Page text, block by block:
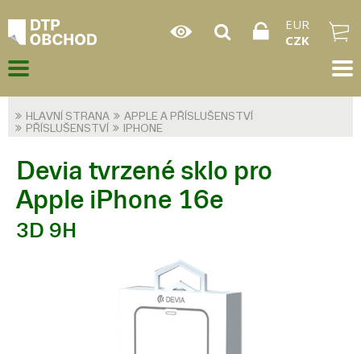
EUR
CZK
HLAVNÍ STRANA
APPLE A PŘÍSLUŠENSTVÍ
PŘÍSLUŠENSTVÍ
IPHONE
Devia tvrzené sklo pro
Apple iPhone 16e
3D 9H